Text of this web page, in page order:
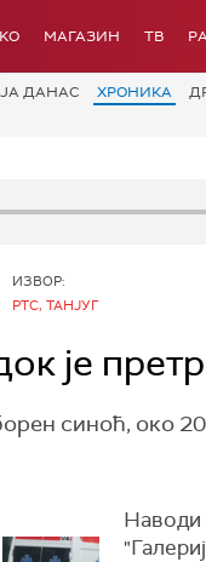
МАГАЗИН ТВ
ДАНАС ХРОНИКА
ИЗВОР:
РТС, ТАНЈУГ
је
синоћ, око
Наводи